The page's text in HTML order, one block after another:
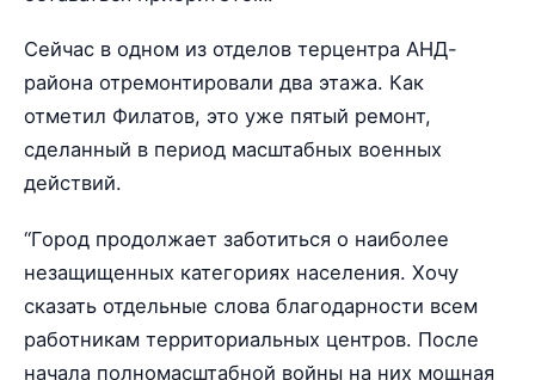
Сейчас в одном из отделов терцентра АНД-
района отремонтировали два этажа. Как
отметил Филатов, это уже пятый ремонт,
сделанный в период масштабных военных
действий.
“Город продолжает заботиться о наиболее
незащищенных категориях населения. Хочу
сказать отдельные слова благодарности всем
работникам территориальных центров. После
начала полномасштабной войны на них мощная